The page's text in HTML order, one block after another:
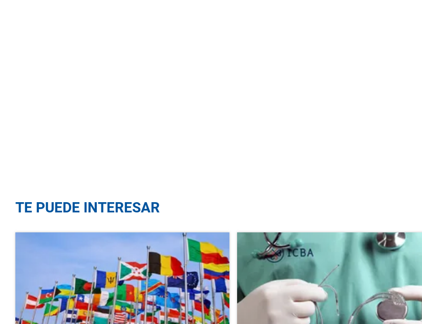
TE PUEDE INTERESAR